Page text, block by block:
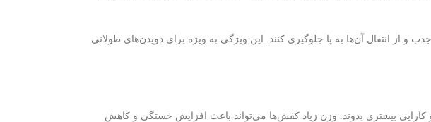
و از انتقال آن‌ها به پا جلوگیری کنند. این ویژگی به ویژه برای دویدن‌های طولانی
کارایی بیشتری بدوند. وزن زیاد کفش‌ها می‌تواند باعث افزایش خستگی و کاهش